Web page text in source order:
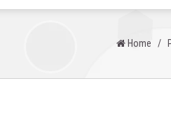
Home /